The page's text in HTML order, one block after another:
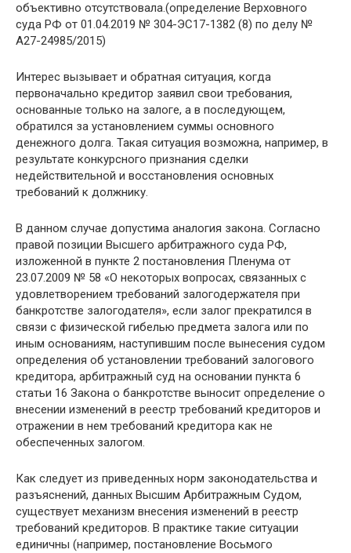
объективно отсутствовала.(определение Верховного
суда РФ от 01.04.2019 № 304-ЭС17-1382 (8) по делу №
А27-24985/2015)
Интерес вызывает и обратная ситуация, когда
первоначально кредитор заявил свои требования,
основанные только на залоге, а в последующем,
обратился за установлением суммы основного
денежного долга. Такая ситуация возможна, например, в
результате конкурсного признания сделки
недействительной и восстановления основных
требований к должнику.
В данном случае допустима аналогия закона. Согласно
правой позиции Высшего арбитражного суда РФ,
изложенной в пункте 2 постановления Пленума от
23.07.2009 № 58 «О некоторых вопросах, связанных с
удовлетворением требований залогодержателя при
банкротстве залогодателя», если залог прекратился в
связи с физической гибелью предмета залога или по
иным основаниям, наступившим после вынесения судом
определения об установлении требований залогового
кредитора, арбитражный суд на основании пункта 6
статьи 16 Закона о банкротстве выносит определение о
внесении изменений в реестр требований кредиторов и
отражении в нем требований кредитора как не
обеспеченных залогом.
Как следует из приведенных норм законодательства и
разъяснений, данных Высшим Арбитражным Судом,
существует механизм внесения изменений в реестр
требований кредиторов. В практике такие ситуации
единичны (например, постановление Восьмого